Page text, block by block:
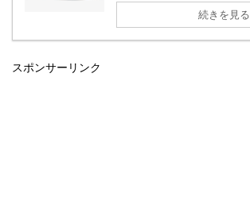
続きを見る
スポンサーリンク